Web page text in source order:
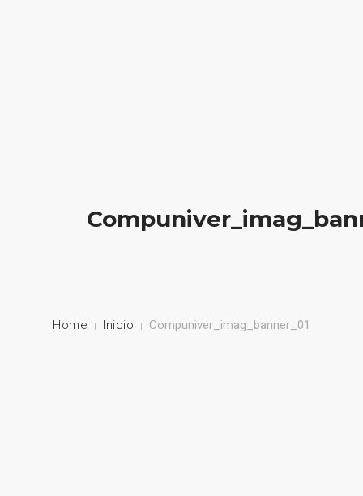
NUESTROS PRODUCTOS
Home Inicio Compuniver_imag_banner_01